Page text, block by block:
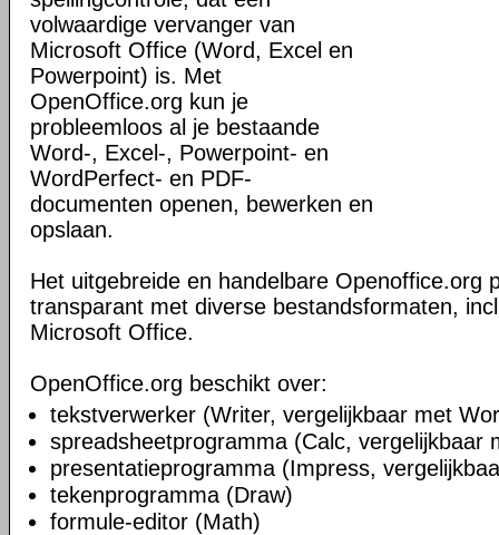
volwaardige vervanger van
Microsoft Office (Word, Excel en
Powerpoint) is. Met
OpenOffice.org kun je
probleemloos al je bestaande
Word-, Excel-, Powerpoint- en
WordPerfect- en PDF-
documenten openen, bewerken en
opslaan.
Het uitgebreide en handelbare Openoffice.org
transparant met diverse bestandsformaten,
Microsoft Office.
OpenOffice.org beschikt over:
tekstverwerker (Writer, vergelijkbaar met
spreadsheetprogramma (Calc, vergelijkbaar
presentatieprogramma (Impress,
tekenprogramma (Draw)
formule-editor (Math)